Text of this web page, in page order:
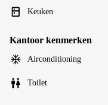
Keuken
Kantoor kenmerken
Airconditioning
Toilet